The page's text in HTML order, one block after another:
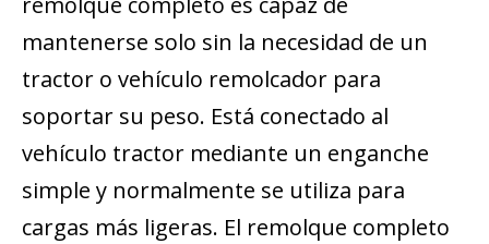
mantenerse solo sin la necesidad de un
tractor o vehículo remolcador para
soportar su peso. Está conectado al
vehículo tractor mediante un enganche
simple y normalmente se utiliza para
cargas más ligeras. El remolque completo